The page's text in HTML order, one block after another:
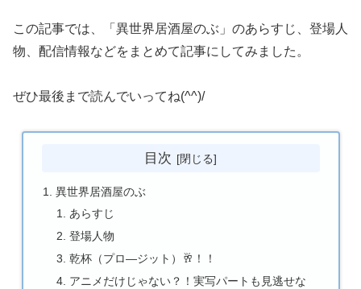
この記事では、「異世界居酒屋のぶ」のあらすじ、登場人
物、配信情報などをまとめて記事にしてみました。
ぜひ最後まで読んでいってね(^^)/
目次
異世界居酒屋のぶ
あらすじ
登場人物
乾杯（プロ―ジット）🥂！！
アニメだけじゃない？！実写パートも見逃せな